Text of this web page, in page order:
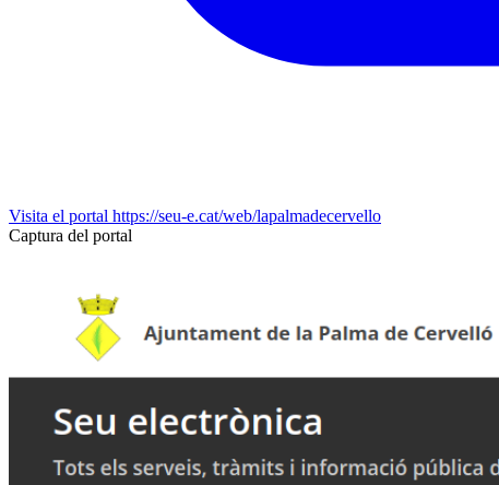
Visita el portal https://seu-e.cat/web/lapalmadecervello
Captura del portal